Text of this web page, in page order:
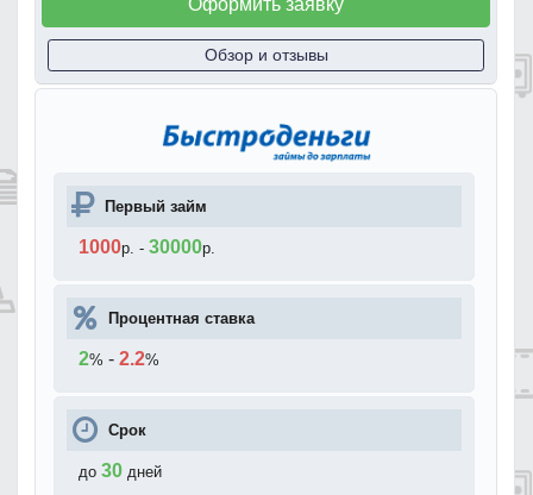
Оформить заявку
Обзор и отзывы
Первый займ
1000р. - 30000р.
Процентная ставка
2% - 2.2%
Срок
до 30 дней